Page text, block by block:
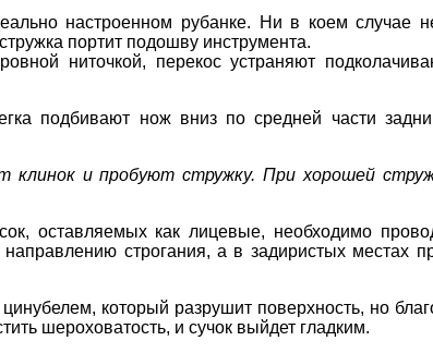
настроенном рубанке. Ни в коем случае
портит подошву инструмента.
ниточкой, перекос устраняют
подбивают нож вниз по средней части
клинок и пробуют стружку. При хорошей
оставляемых как лицевые, необходимо
строгания, а в задиристых местах
который разрушит поверхность, но
шероховатость, и сучок выйдет гладким.